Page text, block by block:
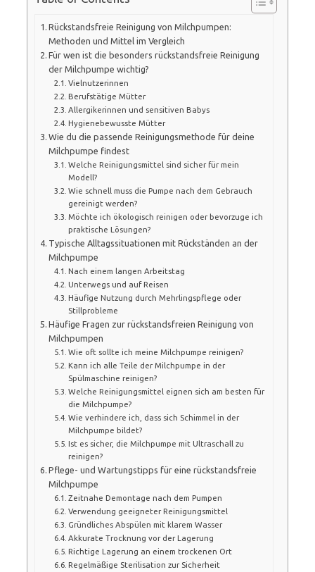
Rückstandsfreie Reinigung von Milchpumpen:
Methoden und Mittel im Vergleich
Für wen ist die besonders rückstandsfreie Reinigung
der Milchpumpe wichtig?
Vielnutzerinnen
Berufstätige Mütter
Allergikerinnen und sensitiven Babys
Hygienebewusste Mütter
Wie du die passende Reinigungsmethode für deine
Milchpumpe findest
Welche Reinigungsmittel sind sicher für mein
Modell?
Wie schnell muss die Pumpe nach dem Gebrauch
gereinigt werden?
Möchte ich ökologisch reinigen oder bevorzuge ich
praktische Lösungen?
Typische Alltagssituationen mit Rückständen an der
Milchpumpe
Nach einem langen Arbeitstag
Unterwegs und auf Reisen
Häufige Nutzung durch Mehrlingspflege oder
Stillprobleme
Häufige Fragen zur rückstandsfreien Reinigung von
Milchpumpen
Wie oft sollte ich meine Milchpumpe reinigen?
Kann ich alle Teile der Milchpumpe in der
Spülmaschine reinigen?
Welche Reinigungsmittel eignen sich am besten für
die Milchpumpe?
Wie verhindere ich, dass sich Schimmel in der
Milchpumpe bildet?
Ist es sicher, die Milchpumpe mit Ultraschall zu
reinigen?
Pflege- und Wartungstipps für eine rückstandsfreie
Milchpumpe
Zeitnahe Demontage nach dem Pumpen
Verwendung geeigneter Reinigungsmittel
Gründliches Abspülen mit klarem Wasser
Akkurate Trocknung vor der Lagerung
Richtige Lagerung an einem trockenen Ort
Regelmäßige Sterilisation zur Sicherheit